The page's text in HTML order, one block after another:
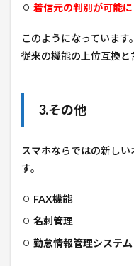
着信元の判別が可能に
このようになっています。
従来の機能の上位互換と
3.その他
スマホならではの新し
す。
FAX機能
名刺管理
勤怠情報管理システム